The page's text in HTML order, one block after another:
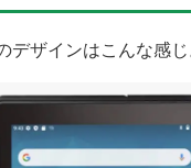
デザインはこんな感じ